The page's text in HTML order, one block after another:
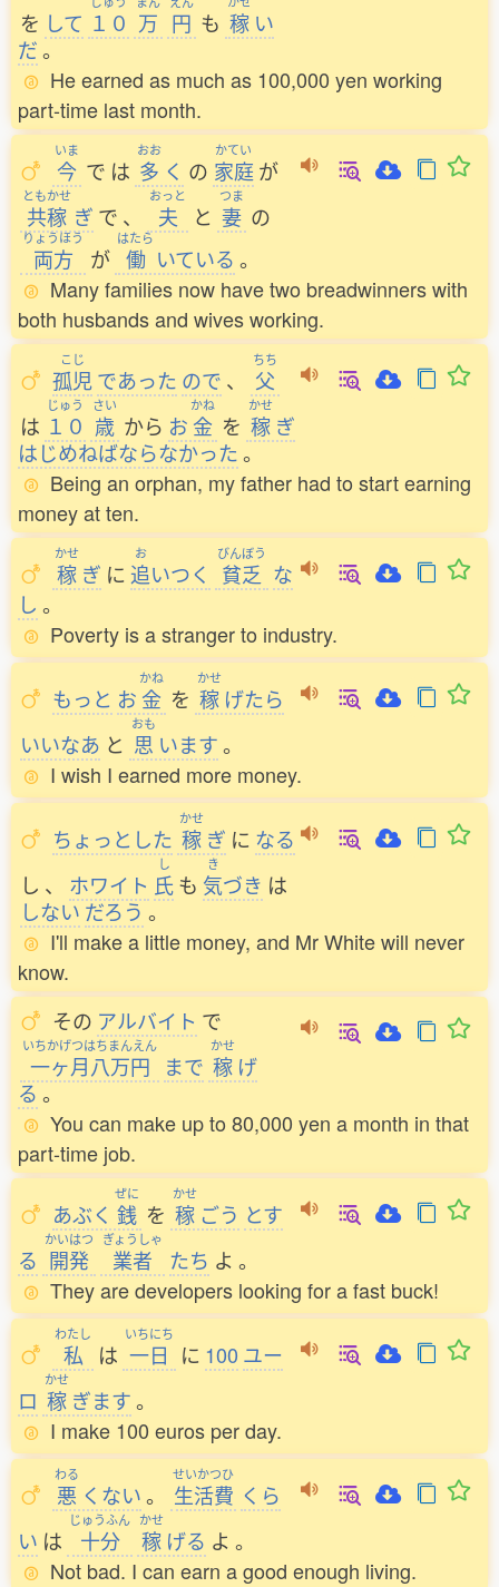
を して １０ 万 円 も 稼 い
だ。
He earned as much as 100,000 yen working
part-time last month.
いま
今 で は
おお
多 く の
かてい
家庭 が
ともかせ
共稼 ぎ で 、
おっと
夫 と
つま
妻 の
りょうほう
両方 が
はたら
働 いている 。
Many families now have two breadwinners with
both husbands and wives working.
こじ
孤児であった ので 、
ちち
父
は
じゅう
１０
さい
歳 から お
かね
金 を
かせ
稼 ぎ
はじめねばならなかった。
Being an orphan, my father had to start earning
money at ten.
かせ
稼 ぎ に
お
追いつく
びんぼう
貧乏 な
し 。
Poverty is a stranger to industry.
もっと お
かね
金 を
かせ
稼 げたら
いいなあ と
おも
思 います。
I wish I earned more money.
ちょっとした
かせ
稼 ぎ に なる
し 、 ホワイト
し
氏も
き
気づき は
しない だろう 。
I'll make a little money, and Mr White will never
know.
その アルバイト で
いちかげつはちまんえん
一ヶ月八万円 まで
かせ
稼 げ
る 。
You can make up to 80,000 yen a month in that
part-time job.
あぶく
ぜに
銭 を
かせ
稼 ごう とす
る
かいはつ
開発
ぎょうしゃ
業者 たち よ 。
They are developers looking for a fast buck!
わたし
私 は
いちにち
一日 に 100 ユー
ロ
かせ
稼 ぎます。
I make 100 euros per day.
わる
悪 くない。
せいかつひ
生活費 くら
い は
じゅうふん
十分
かせ
稼 げる よ 。
Not bad. I can earn a good enough living.